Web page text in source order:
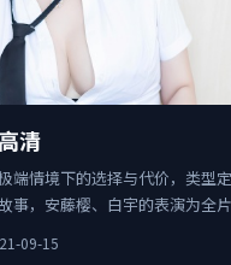
清
端情境下的选择与代价，类型定
事，安藤樱、白宇的表演为全
09-15